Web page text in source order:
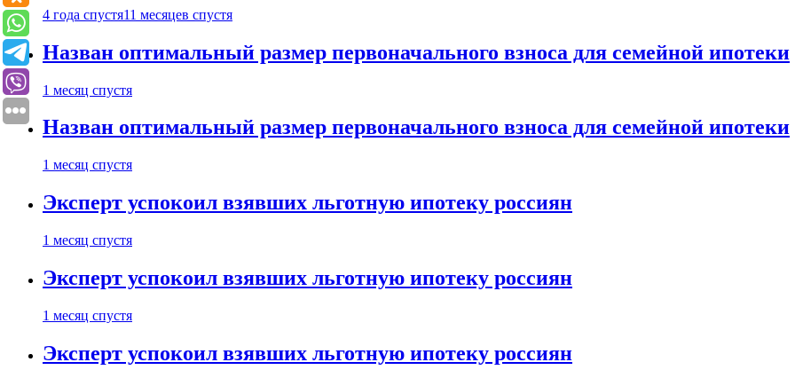
4 года спустя11 месяцев спустя
Назван оптимальный размер первоначального взноса для семейной ипотеки
1 месяц спустя
Назван оптимальный размер первоначального взноса для семейной ипотеки
1 месяц спустя
Эксперт успокоил взявших льготную ипотеку россиян
1 месяц спустя
Эксперт успокоил взявших льготную ипотеку россиян
1 месяц спустя
Эксперт успокоил взявших льготную ипотеку россиян